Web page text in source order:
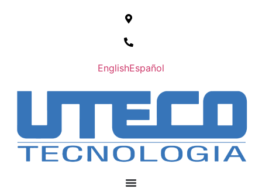
EnglishEspañol